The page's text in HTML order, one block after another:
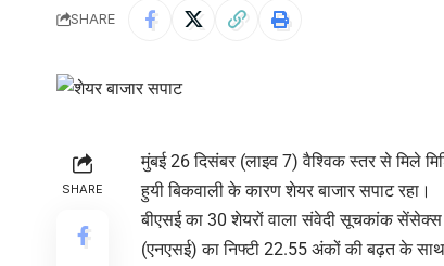
SHARE
SHARE
मुंबई 26 दिसंबर (लाइव 7) वैश्विक स्तर से मिले
हुयी बिकवाली के कारण शेयर बाजार सपाट रहा।
बीएसई का 30 शेयरों वाला संवेदी सूचकांक
(एनएसई) का निफ्टी 22.55 अंकों की बढ़त के